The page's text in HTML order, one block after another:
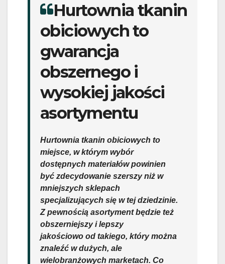
Hurtownia tkanin
obiciowych to
gwarancja
obszernego i
wysokiej jakości
asortymentu
Hurtownia tkanin obiciowych to
miejsce, w którym wybór
dostępnych materiałów powinien
być zdecydowanie szerszy niż w
mniejszych sklepach
specjalizujących się w tej dziedzinie.
Z pewnością asortyment będzie też
obszerniejszy i lepszy
jakościowo od takiego, który można
znaleźć w dużych, ale
wielobranżowych marketach. Co